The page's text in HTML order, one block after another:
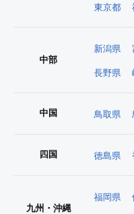
東京都
中部
新潟県
長野県
中国 鳥取県
四国 徳島県
九州・沖縄
福岡県